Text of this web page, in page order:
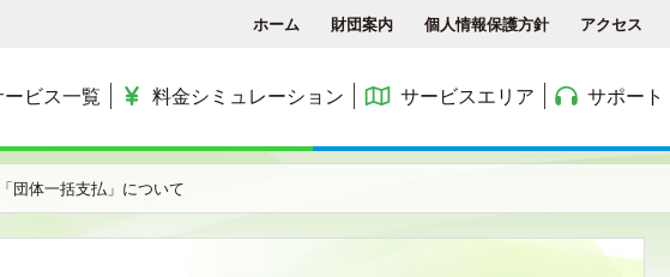
ホーム 財団案内 個人情報保護方針 アクセス
ービス一覧 料金シミュレーション サービスエリア サポート
各種手続き
団体一括支払」について